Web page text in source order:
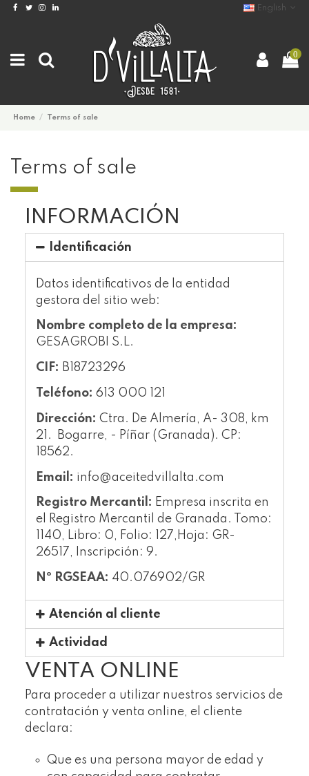
English
0
Home Terms of sale
Terms of sale
INFORMACIÓN
Identificación
Datos identificativos de la entidad
gestora del sitio web:
Nombre completo de la empresa:
GESAGROBI S.L.
CIF: B18723296
Teléfono: 613 000 121
Dirección: Ctra. De Almería, A- 308, km
21. Bogarre, - Píñar (Granada). CP:
18562.
Email: info@aceitedvillalta.com
Registro Mercantil: Empresa inscrita en
el Registro Mercantil de Granada. Tomo:
1140, Libro: 0, Folio: 127,Hoja: GR-
26517, Inscripción: 9.
Nº RGSEAA: 40.076902/GR
Atención al cliente
Actividad
VENTA ONLINE
Para proceder a utilizar nuestros servicios de
contratación y venta online, el cliente
declara:
Que es una persona mayor de edad y